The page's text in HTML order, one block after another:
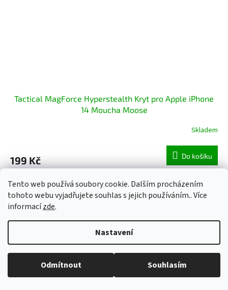
Tento web používá soubory cookie. Dalším procházením
tohoto webu vyjadřujete souhlas s jejich používáním.. Více
informacízde.
Nastavení
Odmítnout Souhlasím
Tactical MagForce Hyperstealth Kryt pro Apple iPhone
14 Moucha Moose
Skladem
199 Kč Do košíku